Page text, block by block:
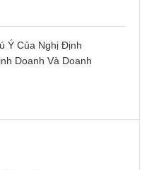
Ý Của Nghị Định
Doanh Và Doanh